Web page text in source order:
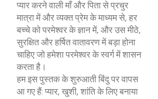
प्यार करने वाली माँ और पिता से प्रचुर
मात्रा में और व्यक्त प्रेम के माध्यम से, हर
बच्चे को परमेश्वर के ज्ञान में, और उस मीठे,
सुरक्षित और हर्षित वातावरण में बड़ा होना
चाहिए जो हमेशा परमेश्वर के स्वर्ग में शासन
करता है।
हम इस पुस्तक के शुरुआती बिंदु पर वापस
आ गए हैं: प्यार, खुशी, शांति के लिए बनाया